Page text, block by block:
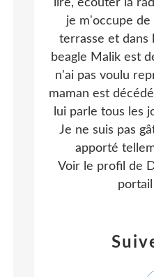
lire, écouter la
je m'occupe de
terrasse et dans
beagle Malik est
n'ai pas voulu
maman est
lui parle tous les
Je ne suis pas
apporté
Voir le profil de